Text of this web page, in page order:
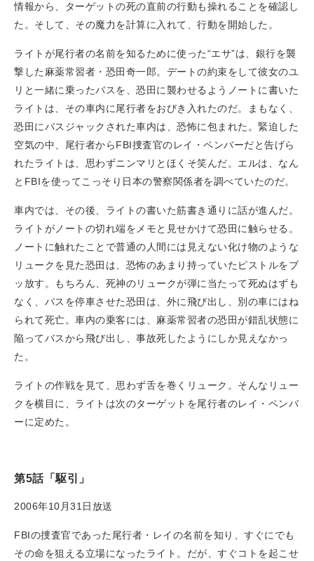
情報から、ターゲットの死の直前の行動も操れることを確認し
た。そして、その魔力を計算に入れて、行動を開始した。
ライトが尾行者の名前を知るために使った“エサ”は、銀行を襲
撃した麻薬常習者・恐田奇一郎。デートの約束をして彼女のユ
リと一緒に乗ったバスを、恐田に襲わせるようノートに書いた
ライトは、その車内に尾行者をおびき入れたのだ。まもなく、
恐田にバスジャックされた車内は、恐怖に包まれた。緊迫した
空気の中、尾行者からFBI捜査官のレイ・ペンバーだと告げら
れたライトは、思わずニンマリとほくそ笑んだ。エルは、なん
とFBIを使ってこっそり日本の警察関係者を調べていたのだ。
車内では、その後、ライトの書いた筋書き通りに話が進んだ。
ライトがノートの切れ端をメモと見せかけて恐田に触らせる。
ノートに触れたことで普通の人間には見えない化け物のような
リュークを見た恐田は、恐怖のあまり持っていたピストルをブ
ッ放す。もちろん、死神のリュークが弾に当たって死ぬはずも
なく、バスを停車させた恐田は、外に飛び出し、別の車にはね
られて死亡。車内の乗客には、麻薬常習者の恐田が錯乱状態に
陥ってバスから飛び出し、事故死したようにしか見えなかっ
た。
ライトの作戦を見て、思わず舌を巻くリューク。そんなリュー
クを横目に、ライトは次のターゲットを尾行者のレイ・ペンバ
ーに定めた。
第5話「駆引」
2006年10月31日放送
FBIの捜査官であった尾行者・レイの名前を知り、すぐにでも
その命を狙える立場になったライト。だが、すぐコトを起こせ